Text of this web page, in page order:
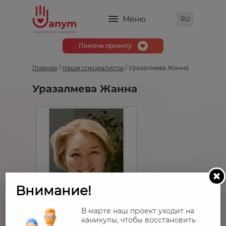
Меню RU
Помочь проекту
Главная / Наши специалисты / Уразалмева Жанна
Уразалмева Жанна
Внимание!
В марте наш проект уходит на
каникулы, чтобы восстановить